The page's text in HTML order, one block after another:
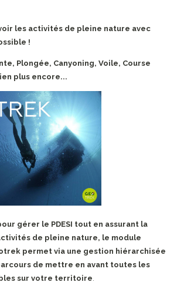
les activités de pleine nature avec
!
Plongée, Canyoning, Voile, Course
plus encore...
gérer le PDESI tout en assurant la
de pleine nature, le module
permet via une gestion hiérarchisée
de mettre en avant toutes les
sur votre territoire